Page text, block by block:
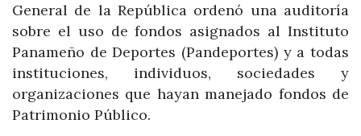
General de la República ordenó una auditoría
sobre el uso de fondos asignados al Instituto
Panameño de Deportes (Pandeportes) y a todas
instituciones, individuos, sociedades y
organizaciones que hayan manejado fondos de
Patrimonio Público.